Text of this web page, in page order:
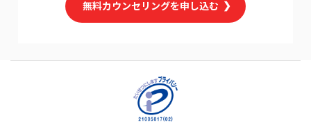
無料カウンセリングを申し込む